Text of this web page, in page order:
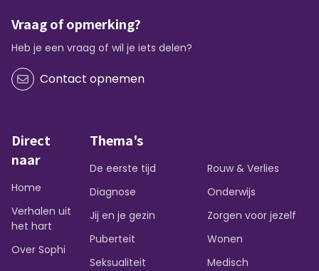
Vraag of opmerking?
Heb je een vraag of wil je iets delen?
Contact opnemen
Direct
naar
Home
Verhalen uit
het hart
Over Sophi
Thema's
De eerste tijd
Diagnose
Jij en je gezin
Puberteit
Seksualiteit
Rouw & Verlies
Onderwijs
Zorgen voor jezelf
Wonen
Medisch